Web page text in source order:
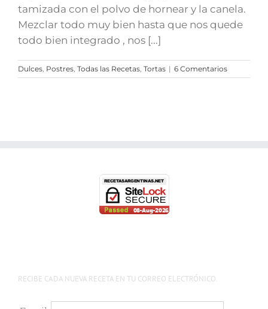
tamizada con el polvo de hornear y la canela.
Mezclar todo muy bien hasta que nos quede
todo bien integrado , nos [...]
Dulces Postres Todas las Recetas Tortas | 6 Comentarios
RECIBE CADA NUEVA RECETA EN TU CORREO ELECTRÓNICO.